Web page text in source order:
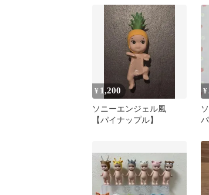
¥ 1,200
ソニーエンジェル風
【パイナップル】
¥